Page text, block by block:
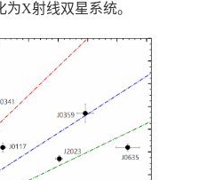
X射线双星系统。